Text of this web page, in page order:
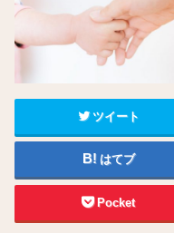
ツイート
はてブ
Pocket